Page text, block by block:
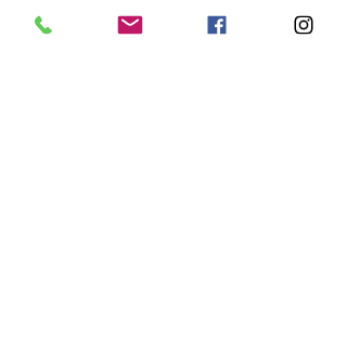
Gyermekáldás nélkül élő